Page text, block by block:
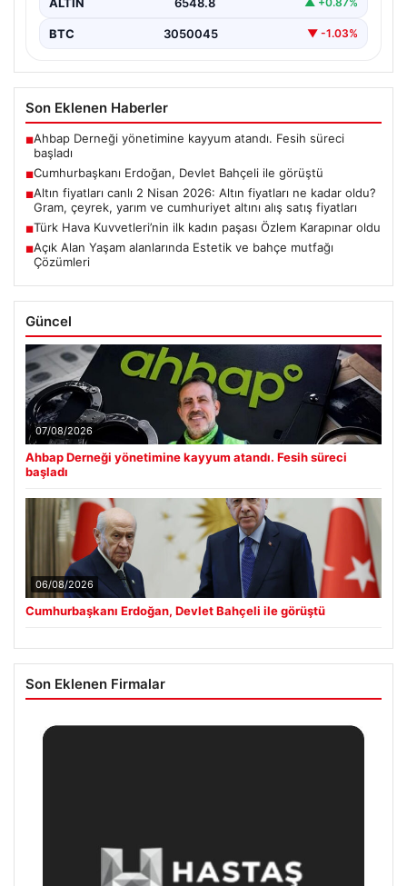
BTC 3050045 ▼ -1.03%
Son Eklenen Haberler
■Ahbap Derneği yönetimine kayyum atandı. Fesih süreci
başladı
■Cumhurbaşkanı Erdoğan, Devlet Bahçeli ile görüştü
■Altın fiyatları canlı 2 Nisan 2026: Altın fiyatları ne kadar oldu?
Gram, çeyrek, yarım ve cumhuriyet altını alış satış fiyatları
■Türk Hava Kuvvetleri’nin ilk kadın paşası Özlem Karapınar oldu
■Açık Alan Yaşam alanlarında Estetik ve bahçe mutfağı
Çözümleri
Güncel
07/08/2026
Ahbap Derneği yönetimine kayyum atandı. Fesih süreci
başladı
06/08/2026
Cumhurbaşkanı Erdoğan, Devlet Bahçeli ile görüştü
Son Eklenen Firmalar